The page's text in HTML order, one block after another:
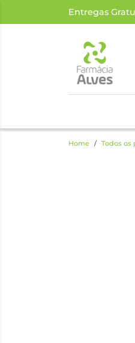
Entregas
Home Todos